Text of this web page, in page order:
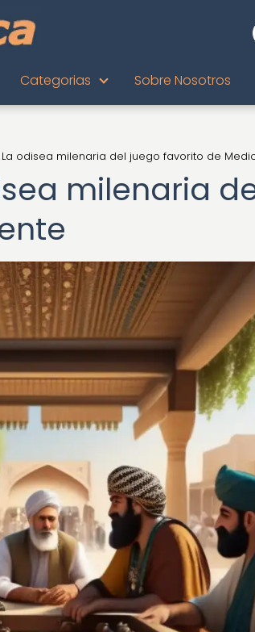
Categorias Sobre Nosotros
odisea milenaria del juego favorito de
milenaria